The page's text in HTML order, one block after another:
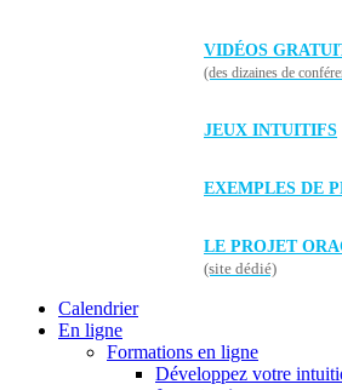
VIDÉOS
(des dizaines de
JEUX INTUITIFS
EXEMPLES DE
LE PROJET
(site dédié)
Calendrier
En ligne
Formations en ligne
Développez votre